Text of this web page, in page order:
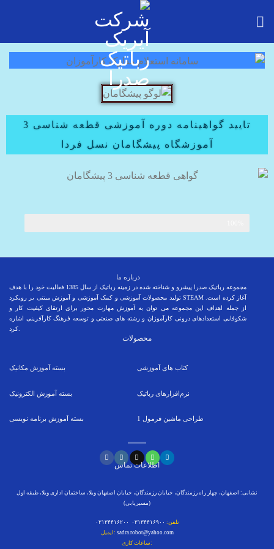
تایید گواهینامه دوره آموزشی قطعه شناسی 3
آموزشگاه پیشگامان نسل فردا
درباره ما
مجموعه رباتیک صدرا پیشرو و شناخته شده در زمینه رباتیک از سال 1385 فعالیت خود را با هدف
تولید محصولات آموزشی و کمک آموزشی و آموزش مبتنی بر رویکرد STEAM آغاز کرده است.
از جمله اهداف این مجموعه می توان به آموزش مهارت محور برای ارتقای کیفیت کار و
شکوفایی استعدادهای درونی کارآموزان و رشته های صنعتی و توسعه فرهنگ کارآفرینی اشاره
کرد.
محصولات
بسته آموزش مکانیک
بسته آموزش الکترونیک
بسته آموزش برنامه نویسی
کتاب های آموزشی
نرم‌افزارهای رباتیک
طراحی ماشین فرمول
اطلاعات تماس
نشانی: اصفهان، چهار راه رزمندگان، خیابان رزمندگان، خیابان اصفهان ویلا، ساختمان اداری ویلا، طبقه اول
(مسیریابی)
تلفن:
ایمیل: sadra.robot@yahoo.com
ساعات کاری: